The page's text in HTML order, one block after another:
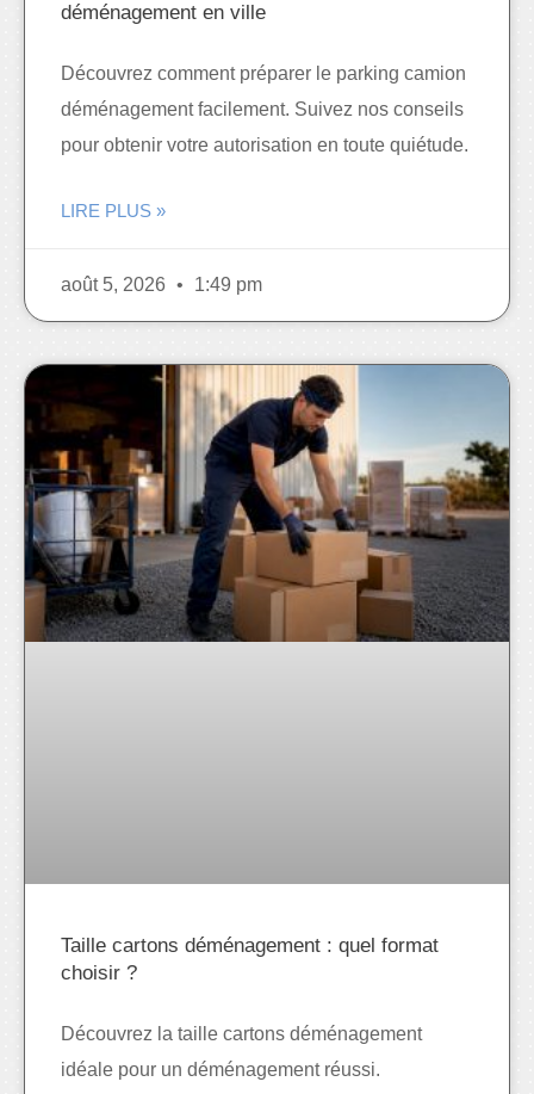
déménagement en ville
Découvrez comment préparer le parking camion
déménagement facilement. Suivez nos conseils
pour obtenir votre autorisation en toute quiétude.
LIRE PLUS »
août 5, 2026 1:49 pm
Taille cartons déménagement : quel format
choisir ?
Découvrez la taille cartons déménagement
idéale pour un déménagement réussi.